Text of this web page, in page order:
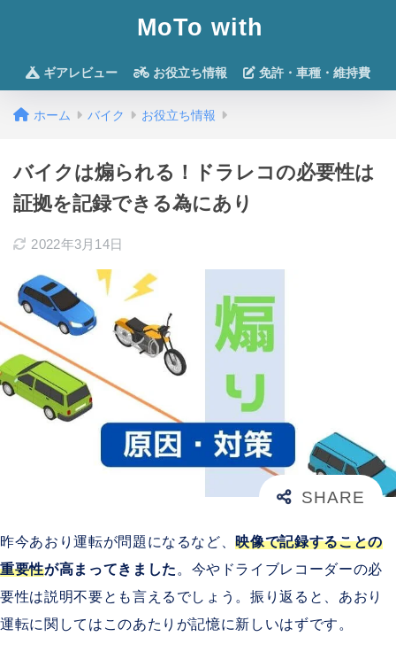
MoTo with
ギアレビュー お役立ち情報 免許・車種・維持費
ホーム バイク お役立ち情報
バイクは煽られる！ドラレコの必要性は
証拠を記録できる為にあり
2022年3月14日
昨今あおり運転が問題になるなど、映像で記録することの
重要性が高まってきました 。今やドライブレコーダーの必
要性は説明不要とも言えるでしょう。振り返ると、あおり
運転に関してはこのあたりが記憶に新しいはずです。